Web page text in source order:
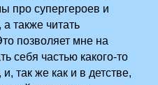
про супергероев и
также читать
позволяет мне на
себя частью какого-то
так же как и в детстве,